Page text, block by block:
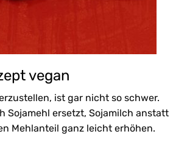
vegan
ist gar nicht so schwer.
Sojamehl ersetzt, Sojamilch anstatt
Mehlanteil ganz leicht erhöhen.